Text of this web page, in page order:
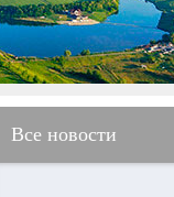
Все новости